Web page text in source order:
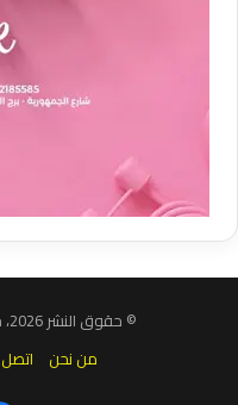
© حقوق النشر 2026، جميع الحقوق محفوظة |
من نحن
اتصل